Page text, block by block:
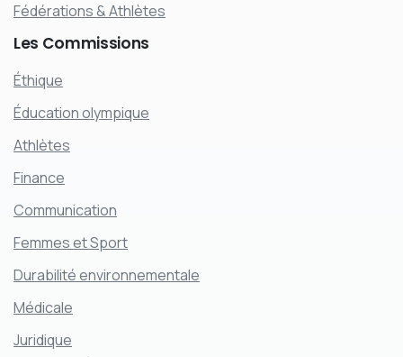
Fédérations & Athlètes
Les Commissions
Éthique
Éducation olympique
Athlètes
Finance
Communication
Femmes et Sport
Durabilité environnementale
Médicale
Juridique